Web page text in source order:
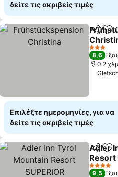
δείτε τις ακριβείς τιμές
3 Αστέρια
8,6
0.2
Επιλέξτε ημερομηνίες, για να
δείτε τις ακριβείς τιμές
Adler
Resort
4 Αστέρια
9,5